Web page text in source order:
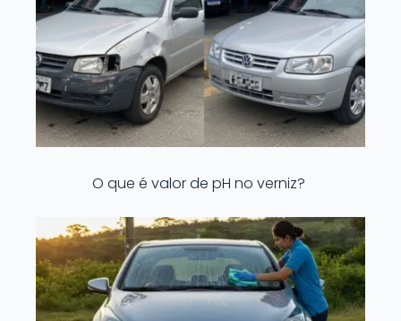
O que é valor de pH no verniz?